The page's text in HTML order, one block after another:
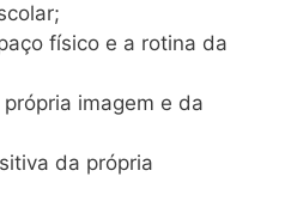
físico e a rotina da
imagem e da
da própria